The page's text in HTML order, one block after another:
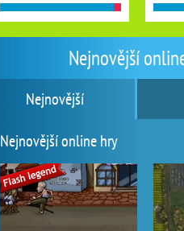
Nejnovější
Nejnovější
Nejnovější online hry